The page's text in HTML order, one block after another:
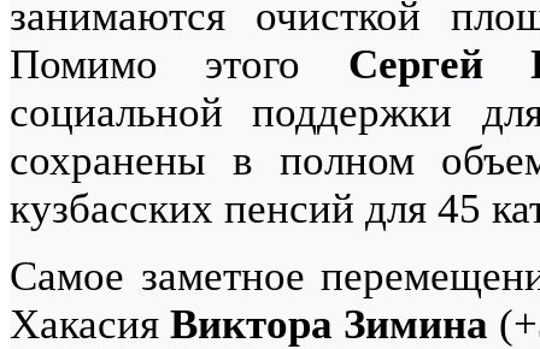
занимаются очисткой
Помимо этого Сергей
социальной поддержки
сохранены в полном
кузбасских пенсий для 45
Самое заметное
Хакасия Виктора Зимина